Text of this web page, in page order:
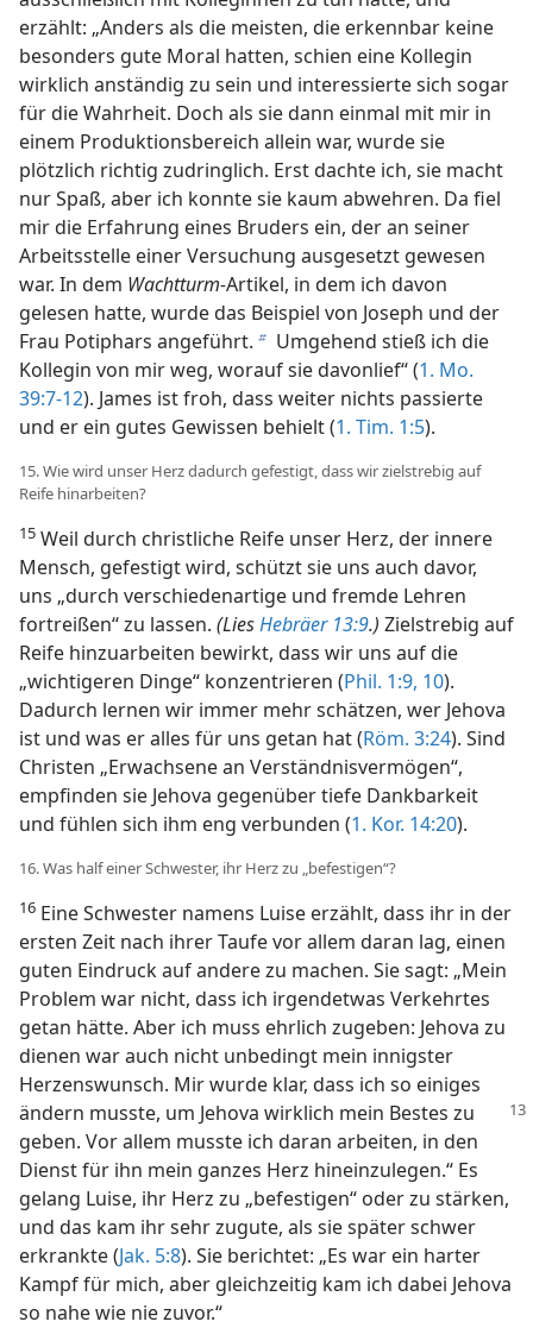
erzählt: „Anders als die meisten, die erkennbar keine
besonders gute Moral hatten, schien eine Kollegin
wirklich anständig zu sein und interessierte sich sogar
für die Wahrheit. Doch als sie dann einmal mit mir in
einem Produktionsbereich allein war, wurde sie
plötzlich richtig zudringlich. Erst dachte ich, sie macht
nur Spaß, aber ich konnte sie kaum abwehren. Da fiel
mir die Erfahrung eines Bruders ein, der an seiner
Arbeitsstelle einer Versuchung ausgesetzt gewesen
war. In dem Wachtturm-Artikel, in dem ich davon
gelesen hatte, wurde das Beispiel von Joseph und der
Frau Potiphars angeführt. b Umgehend stieß ich die
Kollegin von mir weg, worauf sie davonlief“ (1. Mo.
39:7-12). James ist froh, dass weiter nichts passierte
und er ein gutes Gewissen behielt (1. Tim. 1:5).
15. Wie wird unser Herz dadurch gefestigt, dass wir zielstrebig auf
Reife hinarbeiten?
15 Weil durch christliche Reife unser Herz, der innere
Mensch, gefestigt wird, schützt sie uns auch davor,
uns „durch verschiedenartige und fremde Lehren
fortreißen“ zu lassen. (LiesHebräer 13:9.) Zielstrebig auf
Reife hinzuarbeiten bewirkt, dass wir uns auf die
„wichtigeren Dinge“ konzentrieren (Phil. 1:9, 10).
Dadurch lernen wir immer mehr schätzen, wer Jehova
ist und was er alles für uns getan hat (Röm. 3:24). Sind
Christen „Erwachsene an Verständnisvermögen“,
empfinden sie Jehova gegenüber tiefe Dankbarkeit
und fühlen sich ihm eng verbunden (1. Kor. 14:20).
16. Was half einer Schwester, ihr Herz zu „befestigen“?
16 Eine Schwester namens Luise erzählt, dass ihr in der
ersten Zeit nach ihrer Taufe vor allem daran lag, einen
guten Eindruck auf andere zu machen. Sie sagt: „Mein
Problem war nicht, dass ich irgendetwas Verkehrtes
getan hätte. Aber ich muss ehrlich zugeben: Jehova zu
dienen war auch nicht unbedingt mein innigster
Herzenswunsch. Mir wurde klar, dass ich so einiges
ändern musste, um Jehova wirklich mein Bestes zu
geben. Vor allem musste ich daran arbeiten, in den
Dienst für ihn mein ganzes Herz hineinzulegen.“ Es
gelang Luise, ihr Herz zu „befestigen“ oder zu stärken,
und das kam ihr sehr zugute, als sie später schwer
erkrankte (Jak. 5:8). Sie berichtet: „Es war ein harter
Kampf für mich, aber gleichzeitig kam ich dabei Jehova
so nahe wie nie zuvor.“